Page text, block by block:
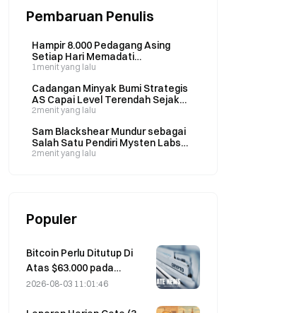
Pembaruan Penulis
Hampir 8.000 Pedagang Asing
Setiap Hari Memadati
Huaqiangbei di Shenzhen saat
Melonjak 55% pada 2026
1menit yang lalu
Cadangan Minyak Bumi Strategis
AS Capai Level Terendah Sejak
Februari 1983, Sementara EIA
2menit yang lalu
Sam Blackshear Mundur sebagai
Salah Satu Pendiri Mysten Labs
untuk Bergabung dengan Tim
2menit yang lalu
Populer
Bitcoin Perlu Ditutup Di
Atas $63.000 pada
Agustus untuk
2026-08-03 11:01:46